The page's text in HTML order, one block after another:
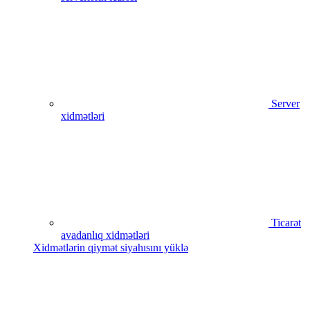
Server
xidmətləri
Ticarət
avadanlıq xidmətləri
Xidmətlərin qiymət siyahısını yüklə